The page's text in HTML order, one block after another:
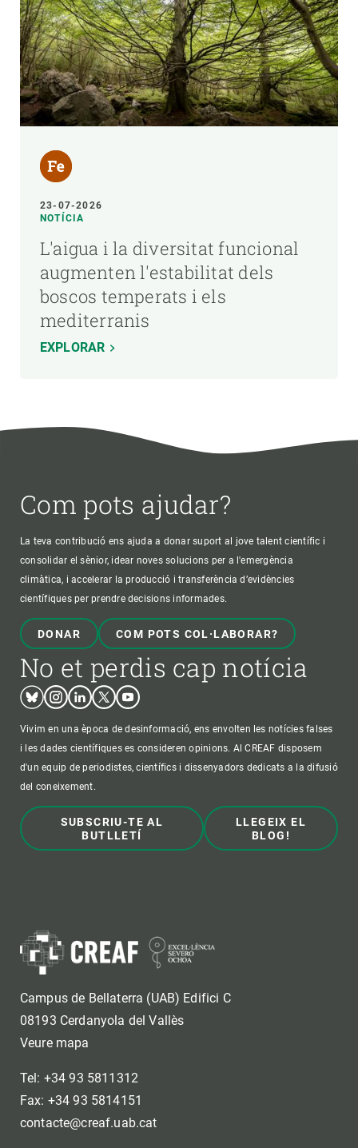
23-07-2026
NOTÍCIA
L'aigua i la diversitat funcional
augmenten l'estabilitat dels
boscos temperats i els
mediterranis
EXPLORAR
Com pots ajudar?
La teva contribució ens ajuda a donar suport al jove talent científic i
consolidar el sènior, idear noves solucions per a l'emergència
climàtica, i accelerar la producció i transferència d’evidències
científiques per prendre decisions informades.
DONAR COM POTS COL·LABORAR?
No et perdis cap notícia
BlueskyInstagram
LinkedinTwitterYoutube
Vivim en una època de desinformació, ens envolten les notícies falses
i les dades científiques es consideren opinions. Al CREAF disposem
d'un equip de periodistes, científics i dissenyadors dedicats a la difusió
del coneixement.
SUBSCRIU-TE AL
BUTLLETÍ
LLEGEIX EL
BLOG!
Campus de Bellaterra (UAB) Edifici C
08193 Cerdanyola del Vallès
Veure mapa
Tel: +34 93 5811312
Fax: +34 93 5814151
contacte@creaf.uab.cat